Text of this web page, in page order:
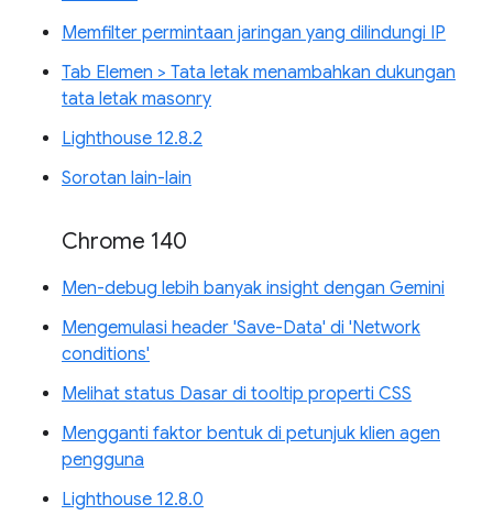
Memfilter permintaan jaringan yang dilindungi IP
Tab Elemen > Tata letak menambahkan dukungan
tata letak masonry
Lighthouse 12.8.2
Sorotan lain-lain
Chrome 140
Men-debug lebih banyak insight dengan Gemini
Mengemulasi header 'Save-Data' di 'Network
conditions'
Melihat status Dasar di tooltip properti CSS
Mengganti faktor bentuk di petunjuk klien agen
pengguna
Lighthouse 12.8.0